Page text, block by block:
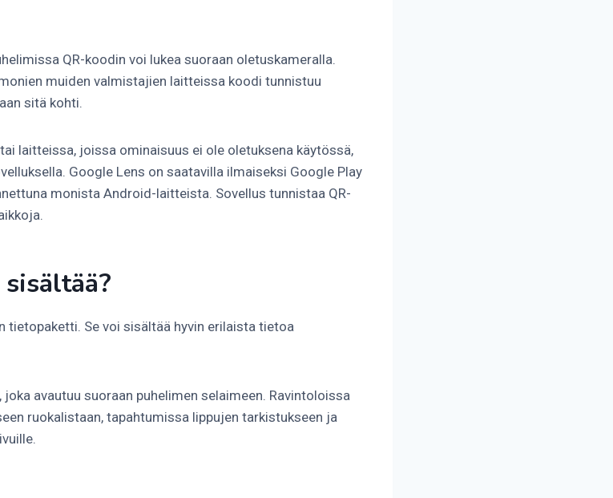
QR-koodin voi lukea suoraan oletuskameralla.
muiden valmistajien laitteissa koodi tunnistuu
sitä kohti.
laitteissa, joissa ominaisuus ei ole oletuksena käytössä,
Google Lens on saatavilla ilmaiseksi Google Play
monista Android-laitteista. Sovellus tunnistaa QR-
tietopaketti. Se voi sisältää hyvin erilaista tietoa
avautuu suoraan puhelimen selaimeen. Ravintoloissa
ruokalistaan, tapahtumissa lippujen tarkistukseen ja